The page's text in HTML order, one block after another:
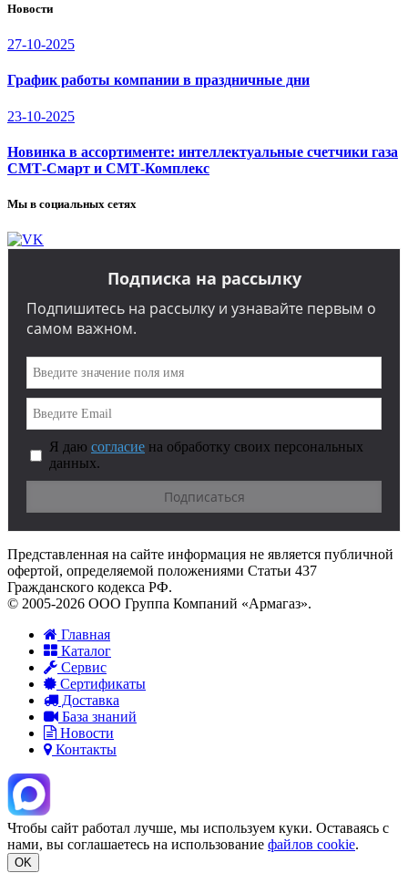
Новости
27-10-2025
График работы компании в праздничные дни
23-10-2025
Новинка в ассортименте: интеллектуальные счетчики газа
СМТ-Смарт и СМТ-Комплекс
Мы в социальных сетях
Подписка на рассылку
Подпишитесь на рассылку и узнавайте первым о
самом важном.
Я даю согласие на обработку своих персональных
данных.
Представленная на сайте информация не является публичной
офертой, определяемой положениями Статьи 437
Гражданского кодекса РФ.
© 2005-2026 ООО Группа Компаний «Армагаз».
Главная
Каталог
Сервис
Сертификаты
Доставка
База знаний
Новости
Контакты
Чтобы сайт работал лучше, мы используем куки. Оставаясь с
нами, вы соглашаетесь на использование файлов cookie.
OK